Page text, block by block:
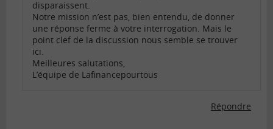
disparaissent.
Notre mission n’est pas, bien entendu, de donner
une réponse ferme à votre interrogation. Mais le
point clef de la discussion nous semble se trouver
ici.
Meilleures salutations,
L’équipe de Lafinancepourtous
Répondre